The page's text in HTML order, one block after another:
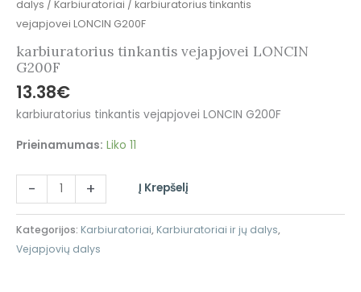
dalys / Karbiuratoriai / karbiuratorius tinkantis
vejapjovei LONCIN G200F
karbiuratorius tinkantis vejapjovei LONCIN
G200F
13.38€
karbiuratorius tinkantis vejapjovei LONCIN G200F
Prieinamumas: Liko 11
- + Į Krepšelį
Kategorijos: Karbiuratoriai, Karbiuratoriai ir jų dalys,
Vejapjovių dalys